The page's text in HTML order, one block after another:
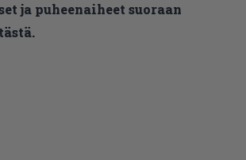
ja puheenaiheet suoraan